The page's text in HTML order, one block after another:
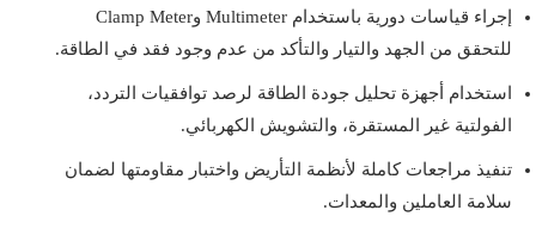
إجراء قياسات دورية باستخدام Multimeter وClamp Meter
للتحقق من الجهد والتيار والتأكد من عدم وجود فقد في الطاقة.
استخدام أجهزة تحليل جودة الطاقة لرصد توافقيات التردد،
الفولتية غير المستقرة، والتشويش الكهربائي.
تنفيذ مراجعات كاملة لأنظمة التأريض واختبار مقاومتها لضمان
سلامة العاملين والمعدات.